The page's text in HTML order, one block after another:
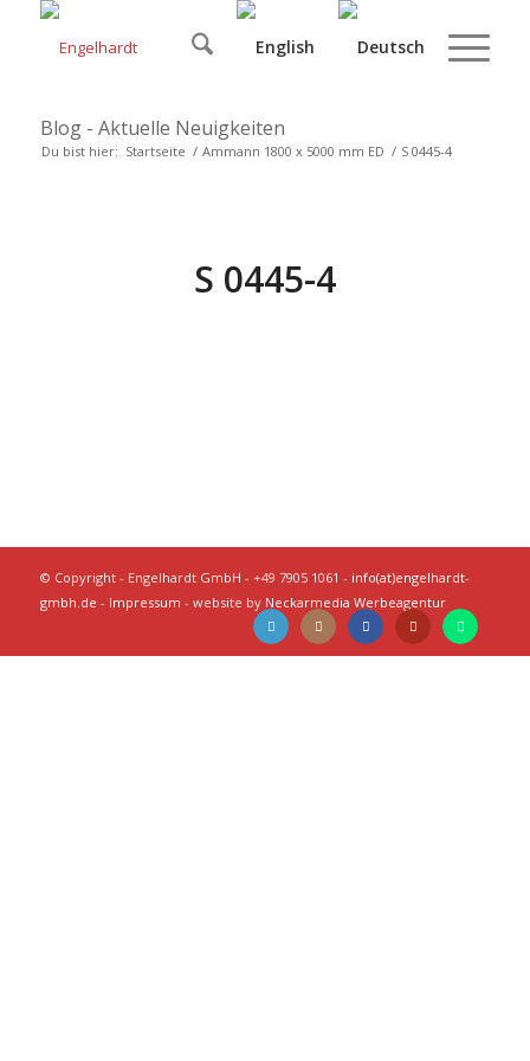
Blog - Aktuelle Neuigkeiten
Du bist hier: Startseite / Ammann 1800 x 5000 mm ED / S 0445-4
S 0445-4
© Copyright - Engelhardt GmbH - +49 7905 1061 - info(at)engelhardt-
gmbh.de - Impressum - website by Neckarmedia Werbeagentur